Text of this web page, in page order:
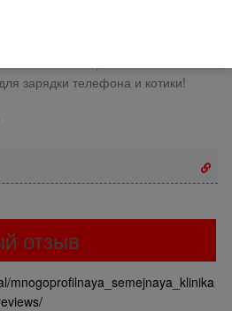
нашла здесь хорошего
к Владимиру Черепову.
терапии я чувствую себя по-
зарядки телефона и котики!
отзыв
mnogoprofilnaya_semejnaya_klinika